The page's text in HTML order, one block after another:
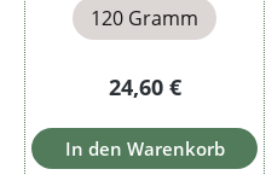
120 Gramm
Regulärer Preis:
24,60 €
In den Warenkorb